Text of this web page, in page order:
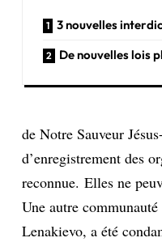
3 nouvelles
De nouvelles lois
de Notre Sauveur
d’enregistrement des
reconnue. Elles ne
Une autre
Lenakievo, a été